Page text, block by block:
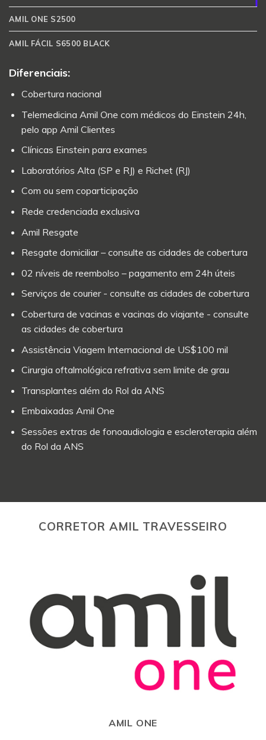
AMIL ONE S2500
AMIL FÁCIL S6500 BLACK
Diferenciais:
Cobertura nacional
Telemedicina Amil One com médicos do Einstein 24h,
pelo app Amil Clientes
Clínicas Einstein para exames
Laboratórios Alta (SP e RJ) e Richet (RJ)
Com ou sem coparticipação
Rede credenciada exclusiva
Amil Resgate
Resgate domiciliar – consulte as cidades de cobertura
02 níveis de reembolso – pagamento em 24h úteis
Serviços de courier - consulte as cidades de cobertura
Cobertura de vacinas e vacinas do viajante - consulte
as cidades de cobertura
Assistência Viagem Internacional de US$100 mil
Cirurgia oftalmológica refrativa sem limite de grau
Transplantes além do Rol da ANS
Embaixadas Amil One
Sessões extras de fonoaudiologia e escleroterapia além
do Rol da ANS
CORRETOR AMIL TRAVESSEIRO
AMIL ONE